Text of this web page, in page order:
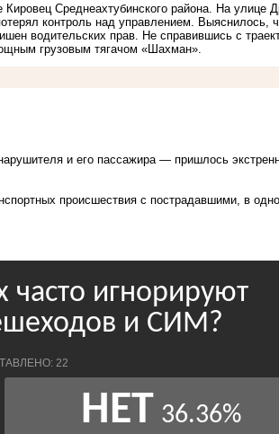
Среднеахтубинского района. На улице
контроль над управлением. Выяснилось,
водительских прав. Не справившись с
грузовым тягачом «Шахман».
и его пассажира — пришлось
происшествия с пострадавшими, в